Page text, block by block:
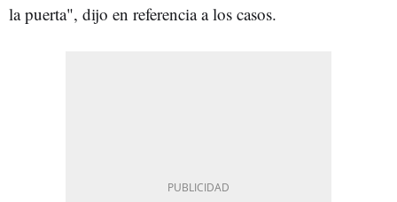
la puerta", dijo en referencia a los casos.